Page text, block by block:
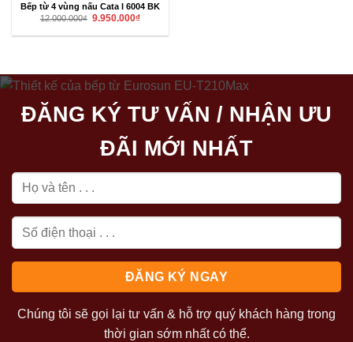
Bếp từ 4 vùng nấu Cata I 6004 BK
12.000.000₫ Giá
là:
9.950.000₫Giá
tại
ĐĂNG KÝ TƯ VẤN / NHẬN ƯU
ĐÃI MỚI NHẤT
Chúng tôi sẽ gọi lại tư vấn & hỗ trợ quý khách hàng trong
thời gian sớm nhất có thể.